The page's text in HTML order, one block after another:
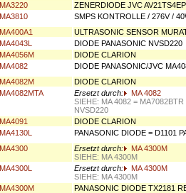
MA3220
ZENERDIODE JVC
MA3810
SMPS KONTROLLE / 276V /
MA400A1
ULTRASONIC SENSOR
MA4043L
DIODE PANASONIC NVSD220
MA4056M
DIODE CLARION
MA4082
DIODE PANASONIC/JVC
MA4082M
DIODE CLARION
MA4082MTA
Ersetzt durch:
MA 4082
SIEHE: MA 4082 =
NVSD220
MA4091 DIODE CLARION
MA4130L
PANASONIC DIODE = D1101
MA4300
Ersetzt durch:
MA 4300M
SIEHE: MA 4300M
MA4300L Ersetzt durch:
MA 4300M
SIEHE: MA 4300M
MA4300M PANASONIC DIODE TX2181